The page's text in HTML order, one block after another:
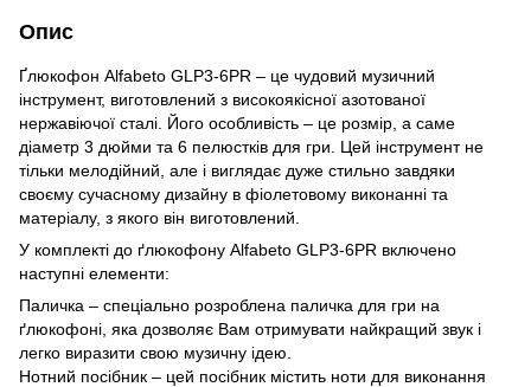
Опис
Ґлюкофон Alfabeto GLP3-6PR – це чудовий музичний
інструмент, виготовлений з високоякісної азотованої
нержавіючої сталі. Його особливість – це розмір, а саме
діаметр 3 дюйми та 6 пелюстків для гри. Цей інструмент не
тільки мелодійний, але і виглядає дуже стильно завдяки
своєму сучасному дизайну в фіолетовому виконанні та
матеріалу, з якого він виготовлений.
У комплекті до ґлюкофону Alfabeto GLP3-6PR включено
наступні елементи:
Паличка – спеціально розроблена паличка для гри на
ґлюкофоні, яка дозволяє Вам отримувати найкращий звук і
легко виразити свою музичну ідею.
Нотний посібник – цей посібник містить ноти для виконання